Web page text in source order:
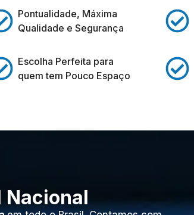
Pontualidade, Máxima
Qualidade e Segurança
Escolha Perfeita para
quem tem Pouco Espaço
Nacional